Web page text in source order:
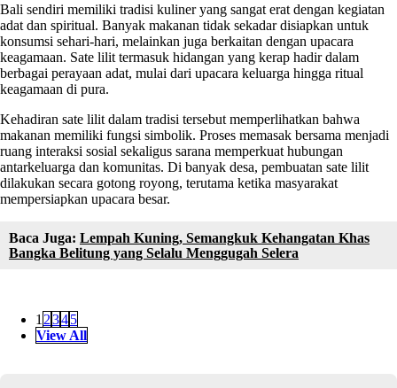
Bali sendiri memiliki tradisi kuliner yang sangat erat dengan kegiatan
adat dan spiritual. Banyak makanan tidak sekadar disiapkan untuk
konsumsi sehari-hari, melainkan juga berkaitan dengan upacara
keagamaan. Sate lilit termasuk hidangan yang kerap hadir dalam
berbagai perayaan adat, mulai dari upacara keluarga hingga ritual
keagamaan di pura.
Kehadiran sate lilit dalam tradisi tersebut memperlihatkan bahwa
makanan memiliki fungsi simbolik. Proses memasak bersama menjadi
ruang interaksi sosial sekaligus sarana memperkuat hubungan
antarkeluarga dan komunitas. Di banyak desa, pembuatan sate lilit
dilakukan secara gotong royong, terutama ketika masyarakat
mempersiapkan upacara besar.
Baca Juga: Lempah Kuning, Semangkuk Kehangatan Khas
Bangka Belitung yang Selalu Menggugah Selera
1 2345
View All